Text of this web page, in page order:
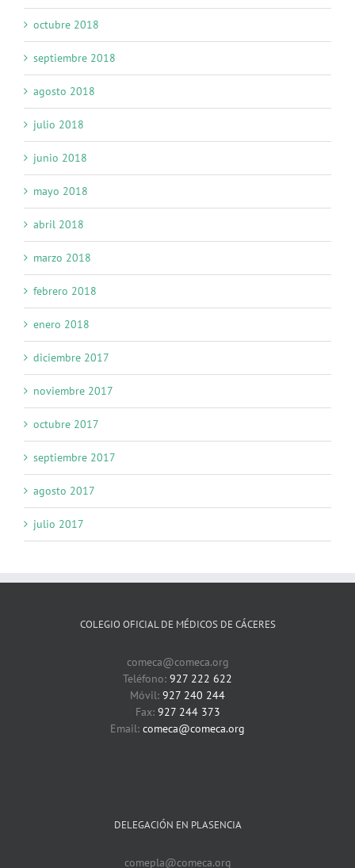
octubre 2018
septiembre 2018
agosto 2018
julio 2018
junio 2018
mayo 2018
abril 2018
marzo 2018
febrero 2018
enero 2018
diciembre 2017
noviembre 2017
octubre 2017
septiembre 2017
agosto 2017
julio 2017
COLEGIO OFICIAL DE MÉDICOS DE CÁCERES
comeca@comeca.org
Teléfono: 927 222 622
Móvil: 927 240 244
Fax: 927 244 373
Email: comeca@comeca.org
DELEGACIÓN EN PLASENCIA
comepla@comeca.org